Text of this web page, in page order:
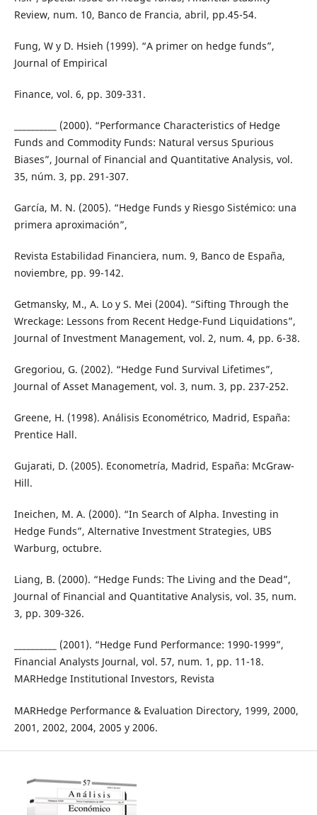
Review, num. 10, Banco de Francia, abril, pp.45-54.
Fung, W y D. Hsieh (1999). “A primer on hedge funds”,
Journal of Empirical
Finance, vol. 6, pp. 309-331.
__________ (2000). “Performance Characteristics of Hedge
Funds and Commodity Funds: Natural versus Spurious
Biases”, Journal of Financial and Quantitative Analysis, vol.
35, núm. 3, pp. 291-307.
García, M. N. (2005). “Hedge Funds y Riesgo Sistémico: una
primera aproximación”,
Revista Estabilidad Financiera, num. 9, Banco de España,
noviembre, pp. 99-142.
Getmansky, M., A. Lo y S. Mei (2004). “Sifting Through the
Wreckage: Lessons from Recent Hedge-Fund Liquidations”,
Journal of Investment Management, vol. 2, num. 4, pp. 6-38.
Gregoriou, G. (2002). “Hedge Fund Survival Lifetimes”,
Journal of Asset Management, vol. 3, num. 3, pp. 237-252.
Greene, H. (1998). Análisis Econométrico, Madrid, España:
Prentice Hall.
Gujarati, D. (2005). Econometría, Madrid, España: McGraw-
Hill.
Ineichen, M. A. (2000). “In Search of Alpha. Investing in
Hedge Funds”, Alternative Investment Strategies, UBS
Warburg, octubre.
Liang, B. (2000). “Hedge Funds: The Living and the Dead”,
Journal of Financial and Quantitative Analysis, vol. 35, num.
3, pp. 309-326.
__________ (2001). “Hedge Fund Performance: 1990-1999”,
Financial Analysts Journal, vol. 57, num. 1, pp. 11-18.
MARHedge Institutional Investors, Revista
MARHedge Performance & Evaluation Directory, 1999, 2000,
2001, 2002, 2004, 2005 y 2006.